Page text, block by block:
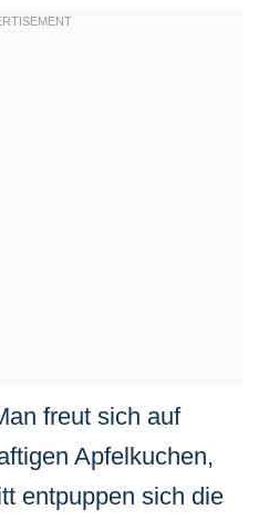
freut sich auf
Apfelkuchen,
entpuppen sich die